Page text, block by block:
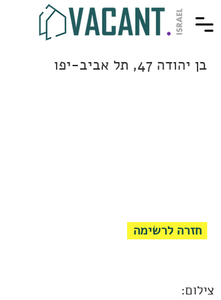
בן יהודה 47, תל אביב-יפו
חזרה לרשימה
צילום: